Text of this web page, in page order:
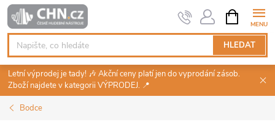
Přejít
na
obsah
HLEDAT
NÁKUPNÍ
KOŠÍK
Letní výprodej je tady! 🎶 Akční ceny platí jen do vyprodání zásob.
Zboží najdete v kategorii VÝPRODEJ. 📍
Bodce